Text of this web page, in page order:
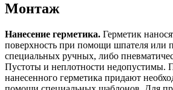
Монтаж
Нанесение герметика. Герметик
поверхность при помощи шпателя или
специальных ручных, либо
Пустоты и неплотности недопустимы.
нанесенного герметика придают